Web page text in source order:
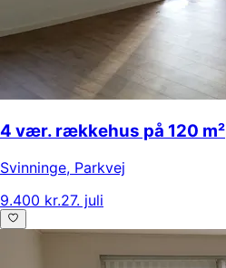
4 vær. rækkehus på 120 m²
Svinninge, Parkvej
9.400 kr.27. juli